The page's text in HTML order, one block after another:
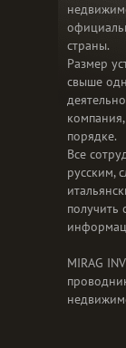
страны.
Размер
свыше
порядке.
Все
русским,
MIRAG